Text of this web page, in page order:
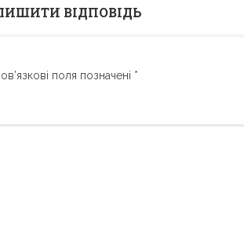
ВІДПОВІДЬ
поля позначені *